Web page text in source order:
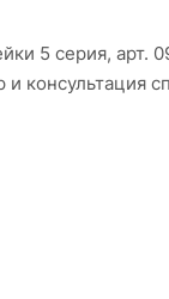
5 серия, арт.
консультация